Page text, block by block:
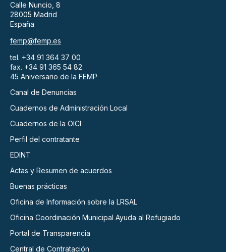
Calle Nuncio, 8
28005 Madrid
España
femp@femp.es
tel. +34 91 364 37 00
fax. +34 91 365 54 82
45 Aniversario de la FEMP
Canal de Denuncias
Cuadernos de Administración Local
Cuadernos de la OICI
Perfil del contratante
EDINT
Actas y Resumen de acuerdos
Buenas prácticas
Oficina de Información sobre la LRSAL
Oficina Coordinación Municipal Ayuda al Refugiado
Portal de Transparencia
Central de Contratación